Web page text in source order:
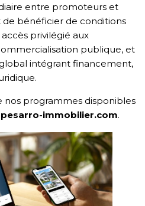
entre promoteurs et
bénéficier de conditions
privilégié aux
publique, et
intégrant financement,
nos programmes disponibles
immobilier.com.